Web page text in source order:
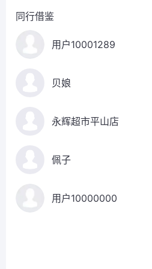
同行借鉴
用户10001289
贝娘
永辉超市平山店
佩子
用户10000000